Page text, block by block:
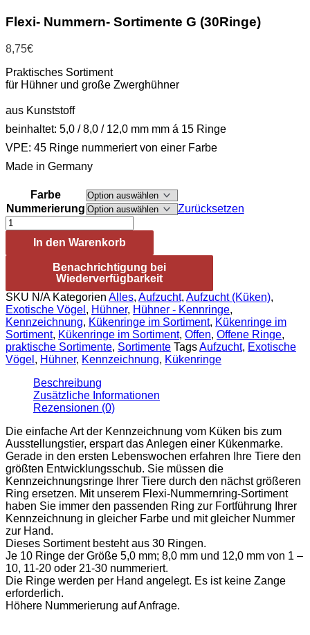
Flexi- Nummern- Sortimente G (30Ringe)
8,75€
Praktisches Sortiment
für Hühner und große Zwerghühner
aus Kunststoff
beinhaltet: 5,0 / 8,0 / 12,0 mm mm á 15 Ringe
VPE: 45 Ringe nummeriert von einer Farbe
Made in Germany
Farbe
Nummerierung
Zurücksetzen
Flexi-
Nummern-
Sortimente
G
(30Ringe)
In den Warenkorb
Benachrichtigung bei
Wiederverfügbarkeit
SKU N/A Kategorien Alles, Aufzucht, Aufzucht (Küken),
Exotische Vögel , Hühner, Hühner - Kennringe,
Kennzeichnung, Kükenringe im Sortiment, Kükenringe im
Sortiment, Kükenringe im Sortiment, Offen, Offene Ringe,
praktische Sortimente, Sortimente TagsAufzucht, Exotische
Vögel , Hühner, Kennzeichnung, Kükenringe
Beschreibung
Zusätzliche Informationen
Rezensionen (0)
Die einfache Art der Kennzeichnung vom Küken bis zum
Ausstellungstier, erspart das Anlegen einer Kükenmarke.
Gerade in den ersten Lebenswochen erfahren Ihre Tiere den
größten Entwicklungsschub. Sie müssen die
Kennzeichnungsringe Ihrer Tiere durch den nächst größeren
Ring ersetzen. Mit unserem Flexi-Nummernring-Sortiment
haben Sie immer den passenden Ring zur Fortführung Ihrer
Kennzeichnung in gleicher Farbe und mit gleicher Nummer
zur Hand.
Dieses Sortiment besteht aus 30 Ringen.
Je 10 Ringe der Größe 5,0 mm; 8,0 mm und 12,0 mm von 1 –
10, 11-20 oder 21-30 nummeriert.
Die Ringe werden per Hand angelegt. Es ist keine Zange
erforderlich.
Höhere Nummerierung auf Anfrage.